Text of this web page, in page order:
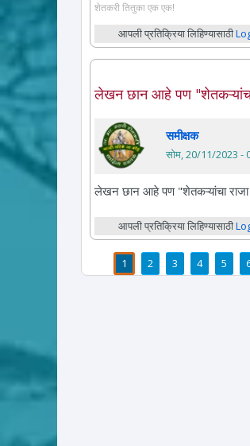
शेतकरी तितुका एक एक!
आपली प्रतिक्रिया लिहिण्यासाठी
लेखन छान आहे पण
समीक्षक
सोम, 20/11/2023 -
लेखन छान आहे पण "शेतकऱ्यांचा राजा
आपली प्रतिक्रिया लिहिण्यासाठी
पाने 1 2 3 4 5